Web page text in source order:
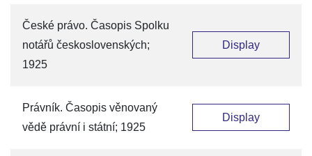
České právo. Časopis Spolku
notářů československých;
1925
Display
Právník. Časopis věnovaný
vědě právní i státní; 1925
Display